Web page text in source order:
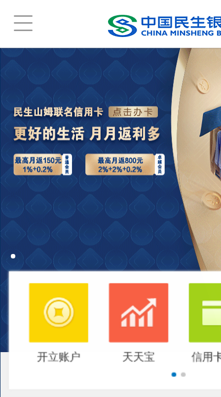
开立账户 天天宝 信用